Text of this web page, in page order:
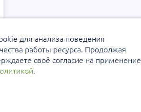
для анализа поведения
работы ресурса. Продолжая
своё согласие на применение
.